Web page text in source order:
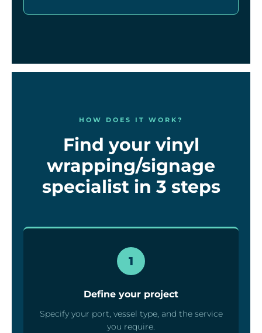
HOW DOES IT WORK?
Find your vinyl
wrapping/signage
specialist in 3 steps
1
Define your project
Specify your port, vessel type, and the service
you require.